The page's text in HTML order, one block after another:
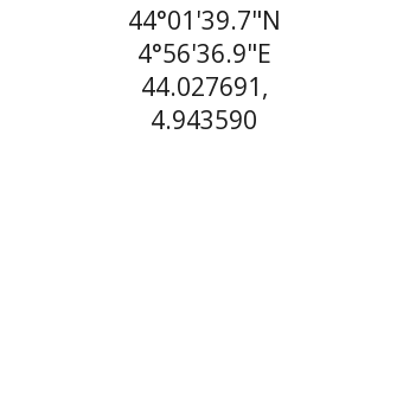
44°01'39.7"N
4°56'36.9"E
44.027691,
4.943590